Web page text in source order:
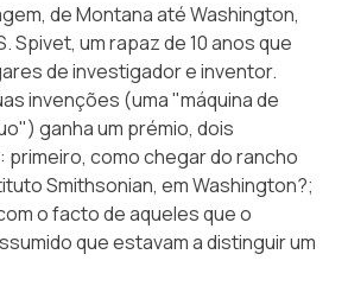
de Montana até Washington,
Spivet, um rapaz de 10 anos que
de investigador e inventor.
invenções (uma "máquina de
ganha um prémio, dois
primeiro, como chegar do rancho
Smithsonian, em Washington?;
o facto de aqueles que o
que estavam a distinguir um